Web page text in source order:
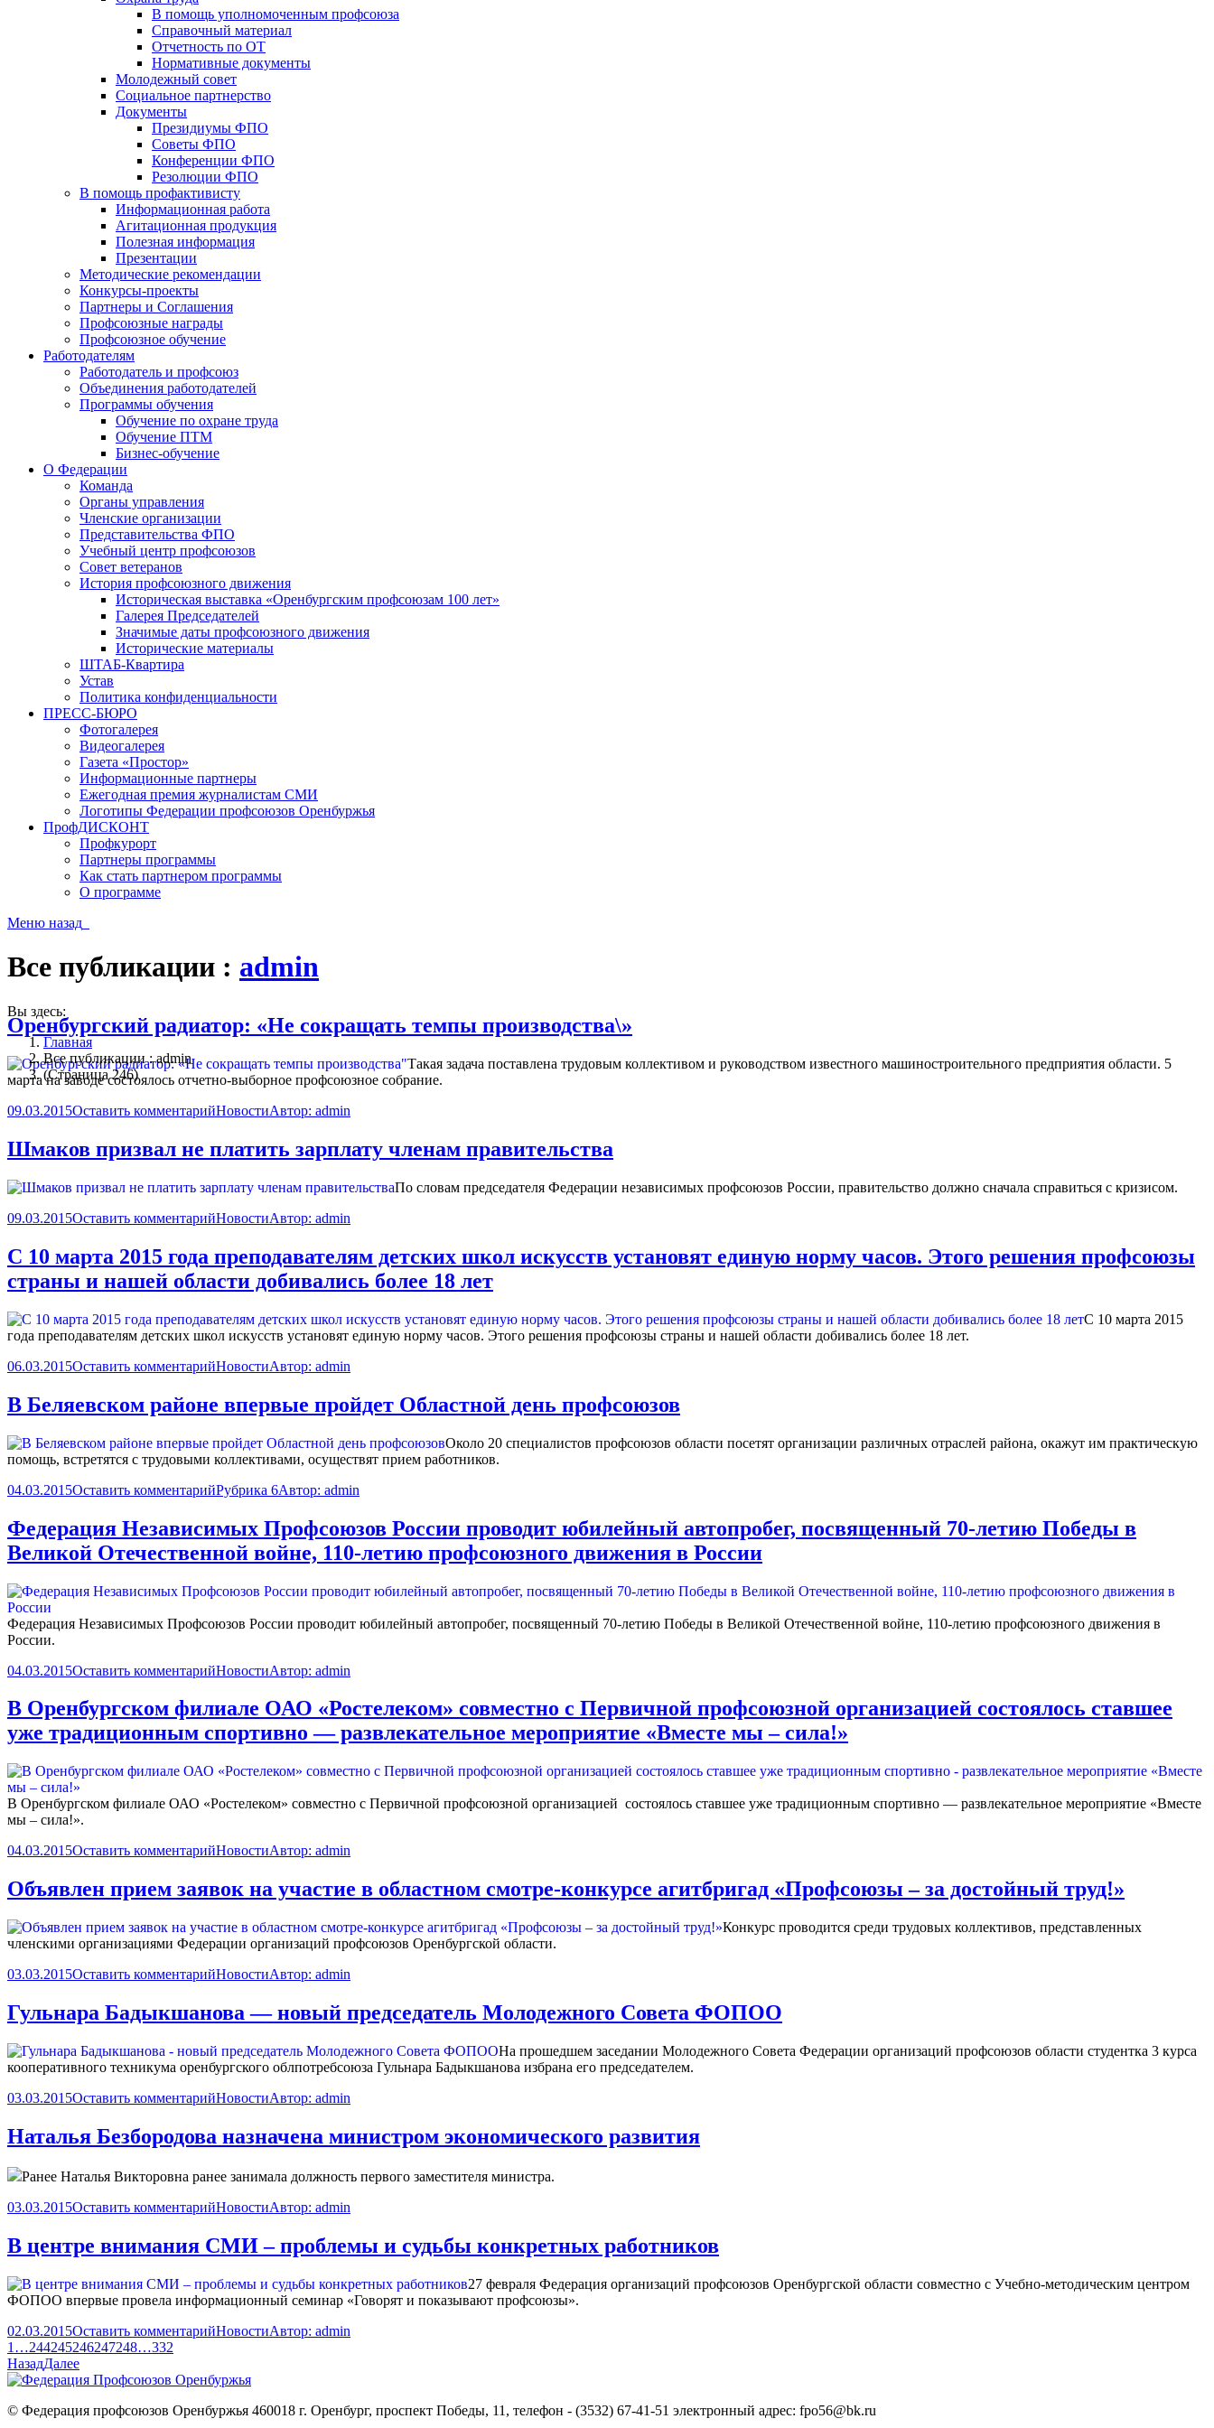
В помощь уполномоченным профсоюза
Справочный материал
Отчетность по ОТ
Нормативные документы
Молодежный совет
Социальное партнерство
Документы
Президиумы ФПО
Советы ФПО
Конференции ФПО
Резолюции ФПО
В помощь профактивисту
Информационная работа
Агитационная продукция
Полезная информация
Презентации
Методические рекомендации
Конкурсы-проекты
Партнеры и Соглашения
Профсоюзные награды
Профсоюзное обучение
Работодателям
Работодатель и профсоюз
Объединения работодателей
Программы обучения
Обучение по охране труда
Обучение ПТМ
Бизнес-обучение
О Федерации
Команда
Органы управления
Членские организации
Представительства ФПО
Учебный центр профсоюзов
Совет ветеранов
История профсоюзного движения
Историческая выставка «Оренбургским профсоюзам 100 лет»
Галерея Председателей
Значимые даты профсоюзного движения
Исторические материалы
ШТАБ-Квартира
Устав
Политика конфиденциальности
ПРЕСС-БЮРО
Фотогалерея
Видеогалерея
Газета «Простор»
Информационные партнеры
Ежегодная премия журналистам СМИ
Логотипы Федерации профсоюзов Оренбуржья
ПрофДИСКОНТ
Профкурорт
Партнеры программы
Как стать партнером программы
О программе
Меню назад
Все публикации : admin
Вы здесь:
Главная
Все публикации : admin
(Страница 246)
Оренбургский радиатор: «Не сокращать темпы производства\»
Такая задача поставлена трудовым коллективом и руководством известного машиностроительного предприятия области. 5
марта на заводе состоялось отчетно-выборное профсоюзное собрание.
09.03.2015Оставить комментарийНовостиАвтор: admin
Шмаков призвал не платить зарплату членам правительства
По словам председателя Федерации независимых профсоюзов России, правительство должно сначала справиться с кризисом.
09.03.2015Оставить комментарийНовостиАвтор: admin
С 10 марта 2015 года преподавателям детских школ искусств установят единую норму часов. Этого решения профсоюзы
страны и нашей области добивались более 18 лет
С 10 марта 2015
года преподавателям детских школ искусств установят единую норму часов. Этого решения профсоюзы страны и нашей области добивались более 18 лет.
06.03.2015Оставить комментарийНовостиАвтор: admin
В Беляевском районе впервые пройдет Областной день профсоюзов
Около 20 специалистов профсоюзов области посетят организации различных отраслей района, окажут им практическую
помощь, встретятся с трудовыми коллективами, осуществят прием работников.
04.03.2015Оставить комментарийРубрика 6Автор: admin
Федерация Независимых Профсоюзов России проводит юбилейный автопробег, посвященный 70-летию Победы в
Великой Отечественной войне, 110-летию профсоюзного движения в России
Федерация Независимых Профсоюзов России проводит юбилейный автопробег, посвященный 70-летию Победы в Великой Отечественной войне, 110-летию профсоюзного движения в
России.
04.03.2015Оставить комментарийНовостиАвтор: admin
В Оренбургском филиале ОАО «Ростелеком» совместно с Первичной профсоюзной организацией состоялось ставшее
уже традиционным спортивно — развлекательное мероприятие «Вместе мы – сила!»
В Оренбургском филиале ОАО «Ростелеком» совместно с Первичной профсоюзной организацией состоялось ставшее уже традиционным спортивно — развлекательное мероприятие «Вместе
мы – сила!».
04.03.2015Оставить комментарийНовостиАвтор: admin
Объявлен прием заявок на участие в областном смотре-конкурсе агитбригад «Профсоюзы – за достойный труд!»
Конкурс проводится среди трудовых коллективов, представленных
членскими организациями Федерации организаций профсоюзов Оренбургской области.
03.03.2015Оставить комментарийНовостиАвтор: admin
Гульнара Бадыкшанова — новый председатель Молодежного Совета ФОПОО
На прошедшем заседании Молодежного Совета Федерации организаций профсоюзов области студентка 3 курса
кооперативного техникума оренбургского облпотребсоюза Гульнара Бадыкшанова избрана его председателем.
03.03.2015Оставить комментарийНовостиАвтор: admin
Наталья Безбородова назначена министром экономического развития
Ранее Наталья Викторовна ранее занимала должность первого заместителя министра.
03.03.2015Оставить комментарийНовостиАвтор: admin
В центре внимания СМИ – проблемы и судьбы конкретных работников
27 февраля Федерация организаций профсоюзов Оренбургской области совместно с Учебно-методическим центром
ФОПОО впервые провела информационный семинар «Говорят и показывают профсоюзы».
02.03.2015Оставить комментарийНовостиАвтор: admin
1 …244245246247248…332
НазадДалее
© Федерация профсоюзов Оренбуржья 460018 г. Оренбург, проспект Победы, 11, телефон - (3532) 67-41-51 электронный адрес: fpo56@bk.ru